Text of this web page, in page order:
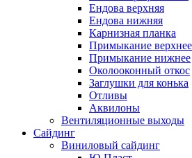
Ендова верхняя
Ендова нижняя
Карнизная планка
Примыкание верхнее
Примыкание нижнее
Околооконный откос
Заглушки для конька
Отливы
Аквилоны
Вентиляционные выходы
Сайдинг
Виниловый сайдинг